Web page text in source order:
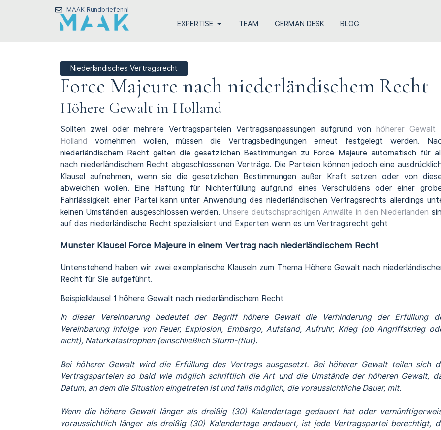
MAAK Rundbriefennl
EXPERTISE TEAM GERMAN DESK BLOG
Niederländisches Vertragsrecht
Force Majeure nach niederländischem Recht
Höhere Gewalt in Holland
Sollten zwei oder mehrere Vertragsparteien Vertragsanpassungen aufgrund vonhöherer Gewalt
Holland
vornehmen wollen, müssen die Vertragsbedingungen erneut festgelegt werden.
niederländischem Recht gelten die gesetzlichen Bestimmungen zu Force Majeure automatisch für
nach niederländischem Recht abgeschlossenen Verträge. Die Parteien können jedoch eine
Klausel aufnehmen, wenn sie die gesetzlichen Bestimmungen außer Kraft setzen oder von
abweichen wollen. Eine Haftung für Nichterfüllung aufgrund eines Verschuldens oder einer
Fahrlässigkeit einer Partei kann unter Anwendung des niederländischen Vertragsrechts allerdings
keinen Umständen ausgeschlossen werden. Unsere deutschsprachigen Anwälte in den Niederlanden
auf das niederländische Recht spezialisiert und Experten wenn es um Vertragsrecht geht
Munster Klausel Force Majeure in einem Vertrag nach niederländischem Recht
Untenstehend haben wir zwei exemplarische Klauseln zum Thema Höhere Gewalt nach
Recht für Sie aufgeführt.
Beispielklausel 1 höhere Gewalt nach niederländischem Recht
In dieser Vereinbarung bedeutet der Begriff höhere Gewalt die Verhinderung der Erfüllung
Vereinbarung infolge von Feuer, Explosion, Embargo, Aufstand, Aufruhr, Krieg (ob Angriffskrieg
nicht), Naturkatastrophen (einschließlich Sturm-(flut).
Bei höherer Gewalt wird die Erfüllung des Vertrags ausgesetzt. Bei höherer Gewalt teilen sich
Vertragsparteien so bald wie möglich schriftlich die Art und die Umstände der höheren Gewalt,
Datum, an dem die Situation eingetreten ist und falls möglich, die voraussichtliche Dauer, mit.
Wenn die höhere Gewalt länger als dreißig (30) Kalendertage gedauert hat oder
voraussichtlich länger als dreißig (30) Kalendertage andauert, ist jede Vertragspartei berechtigt,